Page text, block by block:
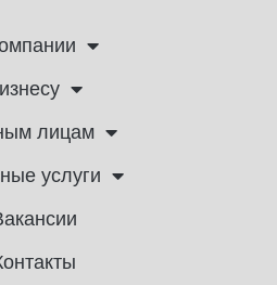
лицам
услуги